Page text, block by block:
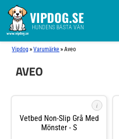
VIPDOG.SE
HUNDENS BÄSTA VÄN
Vipdog »Varumärke »Aveo
AVEO
i
Vetbed Non-Slip Grå Med
Mönster - S